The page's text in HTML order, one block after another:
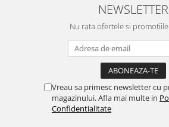
Dezinfectant Bucatarie
Gel Antibacterian
Igienol Dezinfectant
Produse Curatenie Baie
NEWSLETTER
Nu rata ofertele si
Vreau sa primesc newsletter cu
magazinului. Afla mai multe in
Confidentialitate